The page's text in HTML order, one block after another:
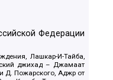
Федерации
Лашкар-И-Тайба,
джихад – Джамаат
Д. Пожарского, Аджр от